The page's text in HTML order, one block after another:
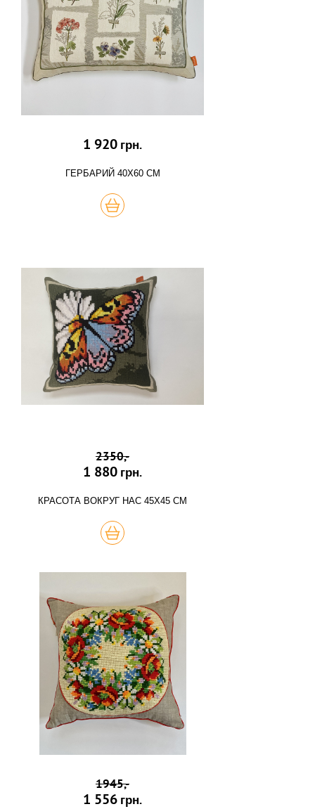
1 920 грн.
ГЕРБАРИЙ 40Х60 СМ
КУПИТЬ
2350,-
1 880 грн.
КРАСОТА ВОКРУГ НАС 45Х45 СМ
КУПИТЬ
1945,-
1 556 грн.